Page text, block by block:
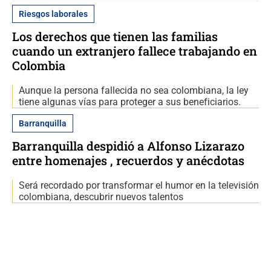
Riesgos laborales
Los derechos que tienen las familias
cuando un extranjero fallece trabajando en
Colombia
Aunque la persona fallecida no sea colombiana, la ley
tiene algunas vías para proteger a sus beneficiarios.
Barranquilla
Barranquilla despidió a Alfonso Lizarazo
entre homenajes , recuerdos y anécdotas
Será recordado por transformar el humor en la televisión
colombiana, descubrir nuevos talentos